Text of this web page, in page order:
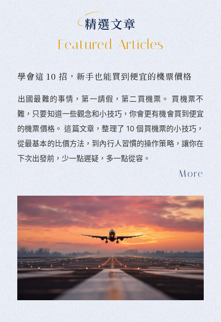
精選文章
Featured Articles
學會這 10 招，新手也能買到便宜的機票價格
󠀠出國最難的事情，第一請假，第二買機票。 󠀠買機票不
難，只要知道一些觀念和小技巧，你會更有機會買到便宜
的機票價格。 這篇文章，整理了 10 個買機票的小技巧，
從最基本的比價方法，到內行人習慣的操作策略，讓你在
下次出發前，少一點遲疑，多一點從容。